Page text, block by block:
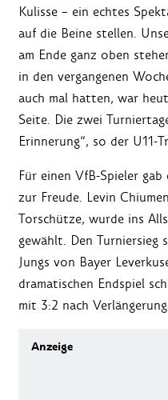
Kulisse – ein echtes
auf die Beine stellen.
am Ende ganz oben
in den vergangenen
auch mal hatten, war
Seite. Die zwei
Erinnerung“, so der U11-
Für einen VfB-Spieler
zur Freude. Levin
Torschütze, wurde ins
gewählt. Den Turniersieg
Jungs von Bayer
dramatischen Endspiel
mit 3:2 nach